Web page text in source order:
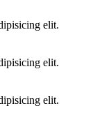
elit.
elit.
elit.